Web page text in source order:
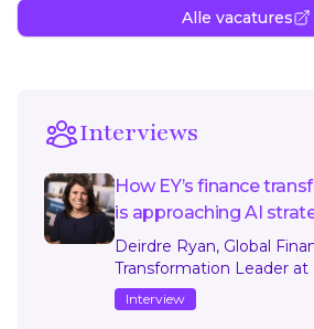
Alle vacatures
Interviews
How EY’s finance
is approaching AI
Deirdre Ryan, Global
Transformation Leader at
Interview